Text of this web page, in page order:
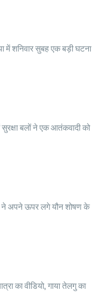
में शनिवार सुबह एक बड़ी घटना
बलों ने एक आतंकवादी को
ने अपने ऊपर लगे यौन शोषण के
का वीडियो, गाया तेलगु का